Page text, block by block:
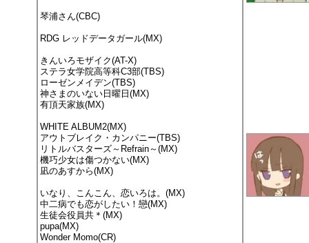
琴浦さん(CBC)
RDG レッドデータガール(MX)
きんいろモザイク(AT-X)
ステラ女学院高等科C3部(TBS)
ローゼンメイデン(TBS)
神さまのいない日曜日(MX)
有頂天家族(MX)
WHITE ALBUM2(MX)
アウトブレイク・カンパニー(TBS)
リトルバスターズ～Refrain～(MX)
機巧少女は傷つかない(MX)
凪のあすから(MX)
いなり、こんこん、恋いろは。(MX)
中二病でも恋がしたい！戀(MX)
生徒会役員共＊(MX)
pupa(MX)
Wonder Momo(CR)